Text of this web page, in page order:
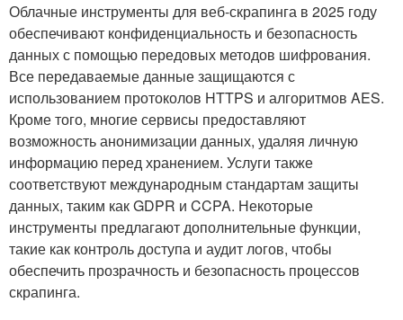
Облачные инструменты для веб-скрапинга в 2025 году
обеспечивают конфиденциальность и безопасность
данных с помощью передовых методов шифрования.
Все передаваемые данные защищаются с
использованием протоколов HTTPS и алгоритмов AES.
Кроме того, многие сервисы предоставляют
возможность анонимизации данных, удаляя личную
информацию перед хранением. Услуги также
соответствуют международным стандартам защиты
данных, таким как GDPR и CCPA. Некоторые
инструменты предлагают дополнительные функции,
такие как контроль доступа и аудит логов, чтобы
обеспечить прозрачность и безопасность процессов
скрапинга.